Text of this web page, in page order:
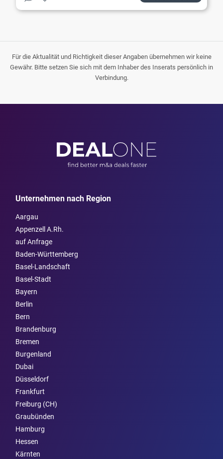
Für die Aktualität und Richtigkeit dieser Angaben übernehmen wir keine
Gewähr. Bitte setzen Sie sich mit dem Inhaber des Inserats persönlich in
Verbindung.
Unternehmen nach Region
Aargau
Appenzell A.Rh.
auf Anfrage
Baden-Württemberg
Basel-Landschaft
Basel-Stadt
Bayern
Berlin
Bern
Brandenburg
Bremen
Burgen­land
Dubai
Düsseldorf
Frankfurt
Freiburg (CH)
Graubünden
Hamburg
Hessen
Kärnten